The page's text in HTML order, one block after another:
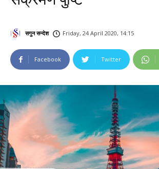
सगुन सन्देश Friday, 24 April 2020, 14:15
Facebook Twitter